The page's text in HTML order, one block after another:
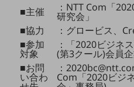
タフネススマートフォン
データ通信製品
ドコモケータイ
■主催 ：NTT Com「
研究会」
■協力
：グロービス、
■参加
対象
：「2020ビジネ
(第3クール)会員
■お問
い合わ
：
Com「2020ビジ